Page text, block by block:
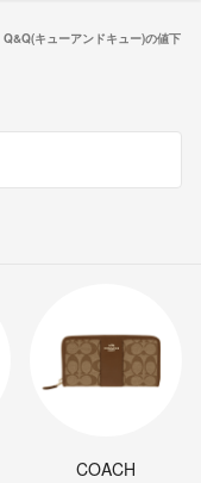
Q&Q(キューアンドキュー)の値下
COACH